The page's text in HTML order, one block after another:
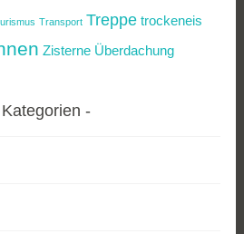
Transport Treppe trockeneis
Zisterne Überdachung
Kategorien